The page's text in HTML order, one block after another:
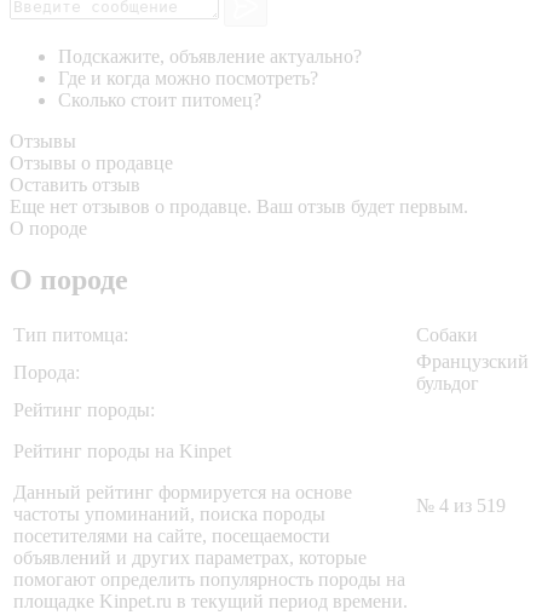
Подскажите, объявление актуально?
Где и когда можно посмотреть?
Сколько стоит питомец?
Отзывы
Отзывы о продавце
Оставить отзыв
Еще нет отзывов о продавце. Ваш отзыв будет первым.
О породе
О породе
Тип питомца:
Собаки
Порода:
Французский
бульдог
Рейтинг породы:
Рейтинг породы на Kinpet
Данный рейтинг формируется на основе
частоты упоминаний, поиска породы
посетителями на сайте, посещаемости
объявлений и других параметрах, которые
помогают определить популярность породы на
площадке Kinpet.ru в текущий период времени.
№ 4 из 519